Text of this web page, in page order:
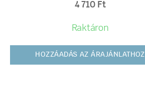
4 710 Ft
Raktáron
HOZZÁADÁS AZ ÁRAJÁNLATHOZ